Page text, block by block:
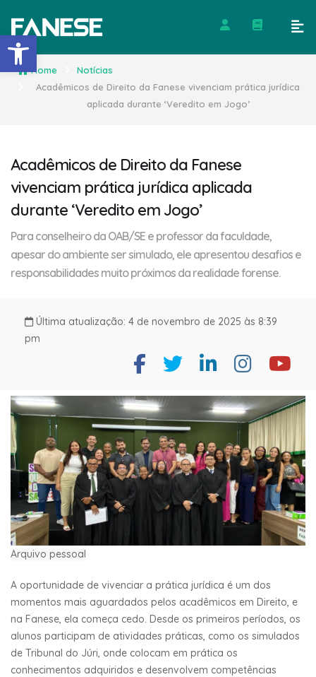
Barra de Ferramentas
Home
Notícias
Acadêmicos de Direito da Fanese vivenciam prática jurídica
aplicada durante ‘Veredito em Jogo’
Acadêmicos de Direito da Fanese
vivenciam prática jurídica aplicada
durante ‘Veredito em Jogo’
Para conselheiro da OAB/SE e professor da faculdade,
apesar do ambiente ser simulado, ele apresentou desafios e
responsabilidades muito próximos da realidade forense.
Última atualização: 4 de novembro de 2025 às 8:39
pm
Arquivo pessoal
A oportunidade de vivenciar a prática jurídica é um dos
momentos mais aguardados pelos acadêmicos em Direito, e
na Fanese, ela começa cedo. Desde os primeiros períodos, os
alunos participam de atividades práticas, como os simulados
de Tribunal do Júri, onde colocam em prática os
conhecimentos adquiridos e desenvolvem competências